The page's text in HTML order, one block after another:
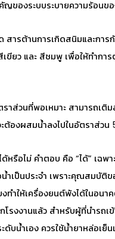
ญของระบบระบายความร้อนข
สารต้านการเกิดสนิมและก
ยว และ สีชมพู เพื่อให้ทำกา
ส่วนที่พอเหมาะ สามารถเติม
ต้องผสมน้ำลงไปในอัตราส่
ด้หรือไม่ คำตอบ คือ “ได้” เฉพ
ำเป็นประจำ เพราะคุณสมบัติ
ทำให้เครื่องยนต์พังได้ในอนา
โรงงานแล้ว สำหรับผู้ที่นำรถ
ดับน้ำเอง ควรใช้น้ำยาหล่อเย็น